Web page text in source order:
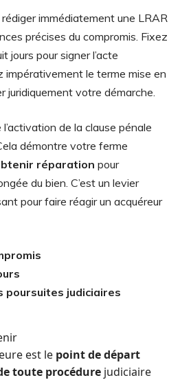
rédiger immédiatement une LRAR
précises du compromis. Fixez
jours pour signer l’acte
impérativement le terme mise en
juridiquement votre démarche.
de la clause pénale
démontre votre ferme
réparation pour
du bien. C’est un levier
pour faire réagir un acquéreur
poursuites judiciaires
est le point de départ
toute procédure judiciaire